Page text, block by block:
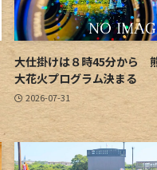
大仕掛けは８時45分から
大花火プログラム決まる
2026-07-31